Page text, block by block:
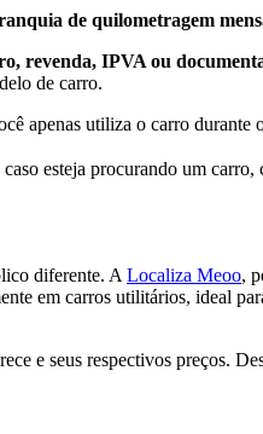
de quilometragem
revenda, IPVA ou
de carro.
apenas utiliza o carro durante
esteja procurando um carro,
diferente. A Localiza Meoo,
em carros utilitários, ideal
e seus respectivos preços.